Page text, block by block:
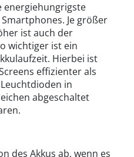
energiehungrigste
Je größer
ist auch der
wichtiger ist ein
Hierbei ist
effizienter als
in
abgeschaltet
des Akkus ab, wenn es